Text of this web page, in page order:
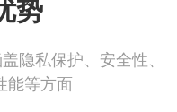
势
隐私保护、安全性、
能等方面